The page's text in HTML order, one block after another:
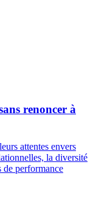
renoncer à
attentes envers
la diversité
de performance